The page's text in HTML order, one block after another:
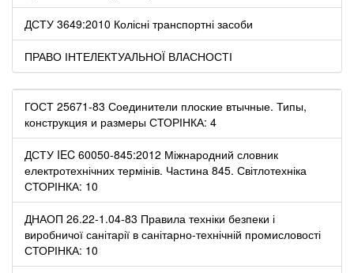
ДСТУ 3649:2010 Колісні транспортні засоби
ПРАВО ІНТЕЛЕКТУАЛЬНОЇ ВЛАСНОСТІ
ГОСТ 25671-83 Соединители плоские втычные. Типы,
конструкция и размеры СТОРІНКА: 4
ДСТУ IEC 60050-845:2012 Міжнародний словник
електротехнічних термінів. Частина 845. Світлотехніка
СТОРІНКА: 10
ДНАОП 26.22-1.04-83 Правила техніки безпеки і
виробничої санітарії в санітарно-технічній промисловості
СТОРІНКА: 10